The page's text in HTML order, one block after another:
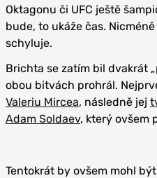
Oktagonu či UFC ještě
bude, to ukáže čas.
schyluje.
Brichta se zatím bil dvakrát
obou bitvách prohrál.
Valeriu Mircea, následně jej
Adam Soldaev, který ovšem
Tentokrát by ovšem mohl